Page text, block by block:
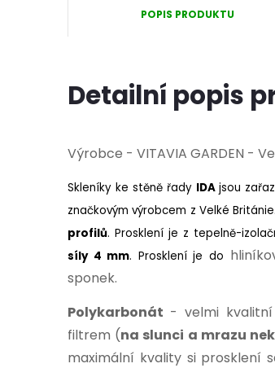
POPIS PRODUKTU
Detailní popis
Výrobce - VITAVIA GARDEN -
Skleníky ke stěně řady IDA jsou
značkovým výrobcem z Velké Británie.
profilů. Prosklení je z tepelně-
síly 4 mm. Prosklení je do
sponek.
Polykarbonát - velmi
filtrem (na slunci a mrazu
maximální kvality si prosklení